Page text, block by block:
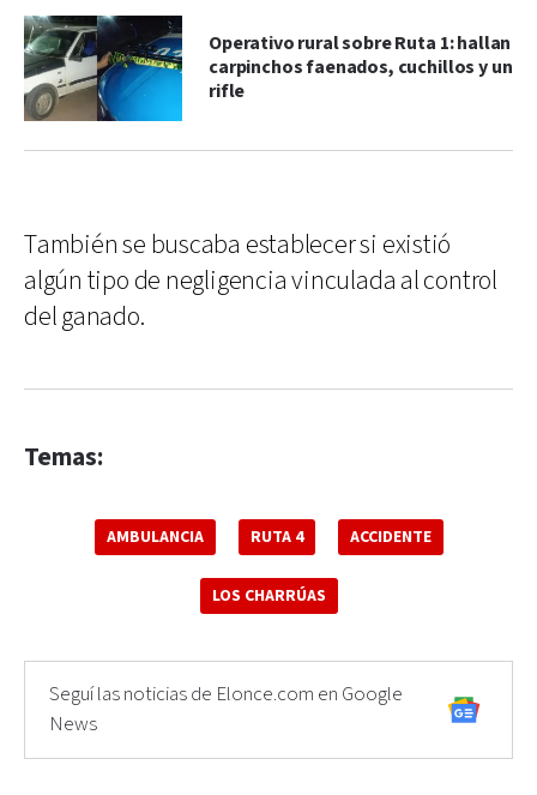
Operativo rural sobre Ruta 1: hallan
carpinchos faenados, cuchillos y un
rifle
También se buscaba establecer si existió
algún tipo de negligencia vinculada al control
del ganado.
Temas:
AMBULANCIA RUTA 4 ACCIDENTE
LOS CHARRÚAS
Seguí las noticias de Elonce.com en Google
News